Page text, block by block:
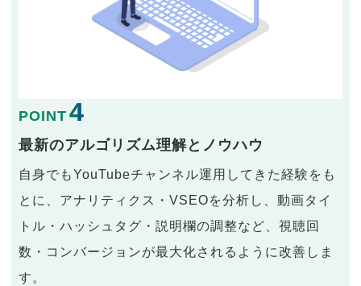
POINT 4
最新のアルゴリズム理解とノウハウ
自身でもYouTubeチャンネル運用してきた経験をも
とに、アナリティクス・VSEOを分析し、動画タイ
トル・ハッシュタグ・説明欄の調整など、視聴回
数・コンバージョンが最大化されるように改善しま
す。